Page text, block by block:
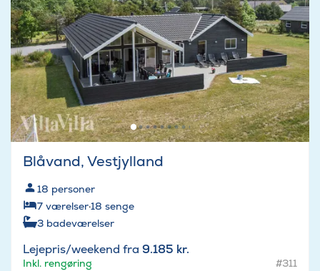
Blåvand, Vestjylland
18 personer
7 værelser·18 senge
3 badeværelser
Lejepris/weekend fra 9.185 kr.
Inkl. rengøring #311